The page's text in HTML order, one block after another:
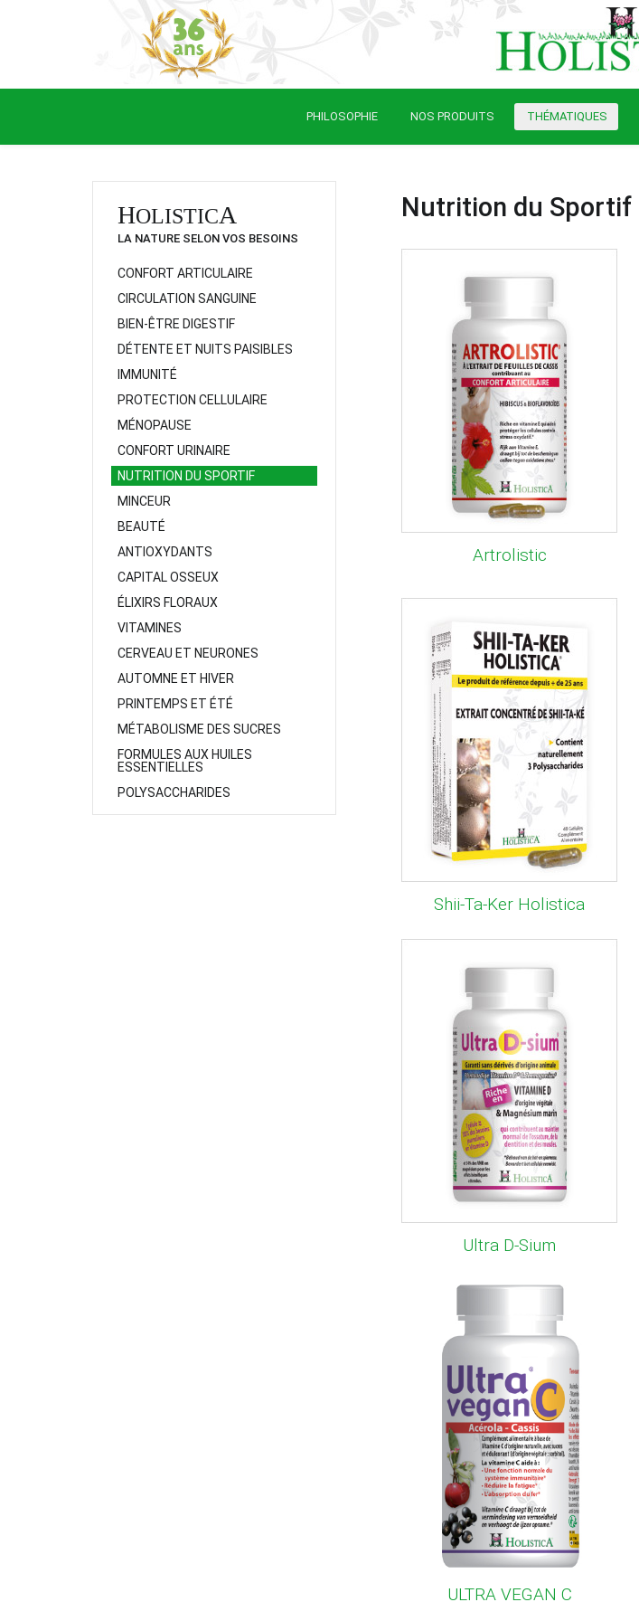
PHILOSOPHIE NOS PRODUITS THÉMATIQUES
Nutrition du Sportif
Artrolistic
Shii-Ta-Ker Holistica
Ultra D-Sium
ULTRA VEGAN C
HOLISTICA
LA NATURE SELON VOS BESOINS
CONFORT ARTICULAIRE
CIRCULATION SANGUINE
BIEN-ÊTRE DIGESTIF
DÉTENTE ET NUITS PAISIBLES
IMMUNITÉ
PROTECTION CELLULAIRE
MÉNOPAUSE
CONFORT URINAIRE
NUTRITION DU SPORTIF
MINCEUR
BEAUTÉ
ANTIOXYDANTS
CAPITAL OSSEUX
ÉLIXIRS FLORAUX
VITAMINES
CERVEAU ET NEURONES
AUTOMNE ET HIVER
PRINTEMPS ET ÉTÉ
MÉTABOLISME DES SUCRES
FORMULES AUX HUILES
ESSENTIELLES
POLYSACCHARIDES